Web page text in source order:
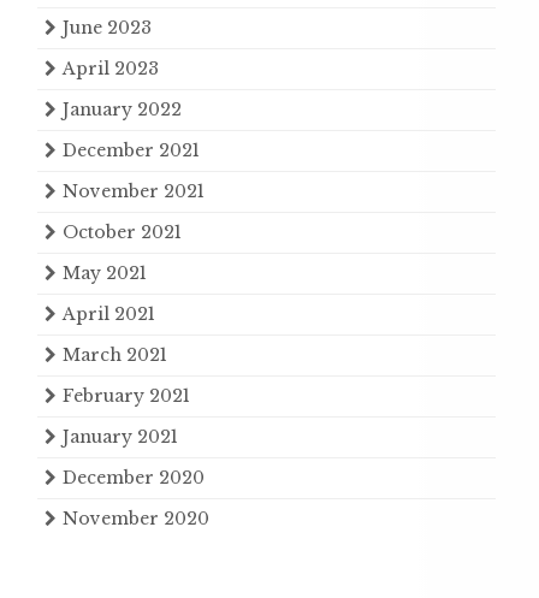
June 2023
April 2023
January 2022
December 2021
November 2021
October 2021
May 2021
April 2021
March 2021
February 2021
January 2021
December 2020
November 2020